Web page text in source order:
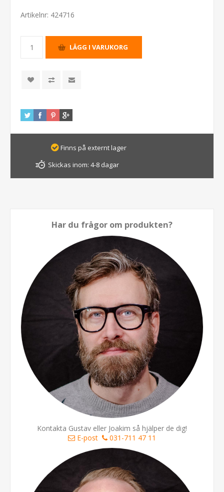
Artikelnr: 424716
Finns på externt lager
Skickas inom: 4-8 dagar
Har du frågor om produkten?
Kontakta Gustav eller Joakim så hjälper de dig!
E-post
031-711 47 11